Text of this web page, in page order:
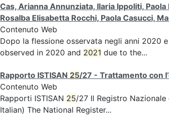
Cas, Arianna Annunziata, Ilaria Ippoliti,
Rosalba Elisabetta Rocchi, Paola Casucci,
Contenuto Web
Dopo la flessione osservata negli anni 2020 e
observed in 2020 and 2021 due to the...
Rapporto ISTISAN 25/27 - Trattamento con
Contenuto Web
Rapporti ISTISAN 25/27 Il Registro Nazionale
Italian) The National Register...